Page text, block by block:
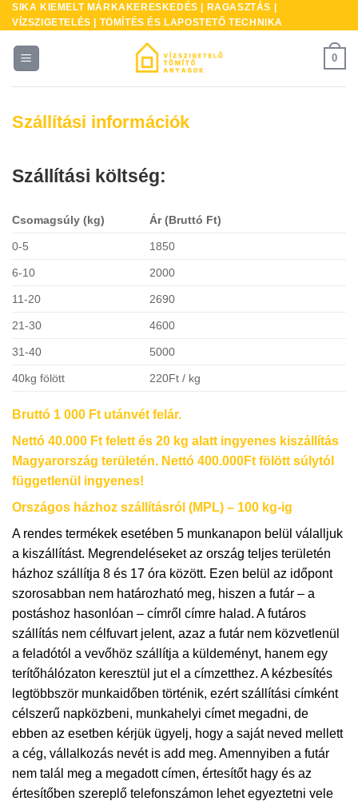
Skip
to
content
SIKA KIEMELT MÁRKAKERESKEDÉS | RAGASZTÁS |
VÍZSZIGETELÉS | TÖMÍTÉS ÉS LAPOSTETŐ TECHNIKA
0
Szállítási információk
Szállítási költség:
Csomagsúly (kg) Ár (Bruttó Ft)
0-5 1850
6-10 2000
11-20 2690
21-30 4600
31-40 5000
40kg fölött 220Ft / kg
Bruttó 1 000 Ft utánvét felár.
Nettó 40.000 Ft felett és 20 kg alatt ingyenes kiszállítás
Magyarország területén. Nettó 400.000Ft fölött súlytól
függetlenül ingyenes!
Országos házhoz szállításról (MPL) – 100 kg-ig
A rendes termékek esetében 5 munkanapon belül válalljuk
a kiszállítást. Megrendeléseket az ország teljes területén
házhoz szállítja 8 és 17 óra között. Ezen belül az időpont
szorosabban nem határozható meg, hiszen a futár – a
postáshoz hasonlóan – címről címre halad. A futáros
szállítás nem célfuvart jelent, azaz a futár nem közvetlenül
a feladótól a vevőhöz szállítja a küldeményt, hanem egy
terítőhálózaton keresztül jut el a címzetthez. A kézbesítés
legtöbbször munkaidőben történik, ezért szállítási címként
célszerű napközbeni, munkahelyi címet megadni, de
ebben az esetben kérjük ügyelj, hogy a saját neved mellett
a cég, vállalkozás nevét is add meg. Amennyiben a futár
nem talál meg a megadott címen, értesítőt hagy és az
értesítőben szereplő telefonszámon lehet egyeztetni vele